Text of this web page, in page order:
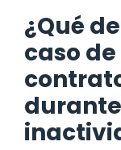
¿Qué
caso